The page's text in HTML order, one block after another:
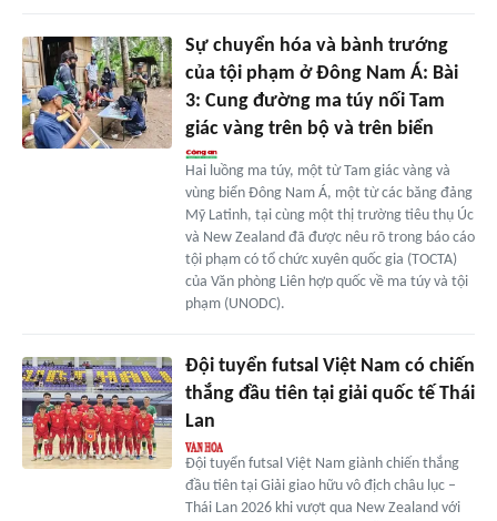
Sự chuyển hóa và bành trướng
của tội phạm ở Đông Nam Á: Bài
3: Cung đường ma túy nối Tam
giác vàng trên bộ và trên biển
Hai luồng ma túy, một từ Tam giác vàng và
vùng biển Đông Nam Á, một từ các băng đảng
Mỹ Latinh, tại cùng một thị trường tiêu thụ Úc
và New Zealand đã được nêu rõ trong báo cáo
tội phạm có tổ chức xuyên quốc gia (TOCTA)
của Văn phòng Liên hợp quốc về ma túy và tội
phạm (UNODC).
Đội tuyển futsal Việt Nam có chiến
thắng đầu tiên tại giải quốc tế Thái
Lan
Đội tuyển futsal Việt Nam giành chiến thắng
đầu tiên tại Giải giao hữu vô địch châu lục –
Thái Lan 2026 khi vượt qua New Zealand với